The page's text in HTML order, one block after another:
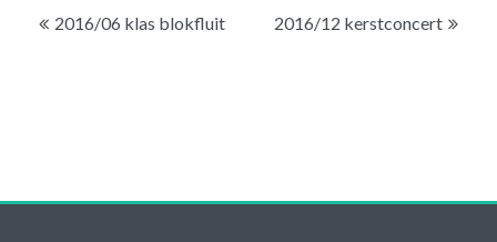
Bericht
2016/06 klas blokfluit 2016/12 kerstconcert